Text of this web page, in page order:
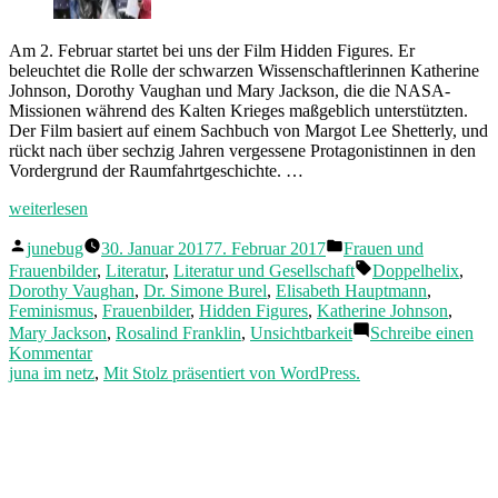
Am 2. Februar startet bei uns der Film Hidden Figures. Er
beleuchtet die Rolle der schwarzen Wissenschaftlerinnen Katherine
Johnson, Dorothy Vaughan und Mary Jackson, die die NASA-
Missionen während des Kalten Krieges maßgeblich unterstützten.
Der Film basiert auf einem Sachbuch von Margot Lee Shetterly, und
rückt nach über sechzig Jahren vergessene Protagonistinnen in den
Vordergrund der Raumfahrtgeschichte. …
„Vergessene
heimliche
Autorinnen“
weiterlesen
Veröffentlicht
von
junebug 30. Januar 20177. Februar 2017
Veröffentlicht
in
Frauen und
Frauenbilder, Literatur, Literatur und Gesellschaft Schlagwörter:
Doppelhelix,
Dorothy Vaughan, Dr. Simone Burel, Elisabeth Hauptmann,
Feminismus, Frauenbilder, Hidden Figures, Katherine Johnson,
Mary Jackson, Rosalind Franklin, Unsichtbarkeit
Schreibe einen
Kommentarzu
Vergessene
juna im netz, Mit Stolz präsentiert von WordPress.